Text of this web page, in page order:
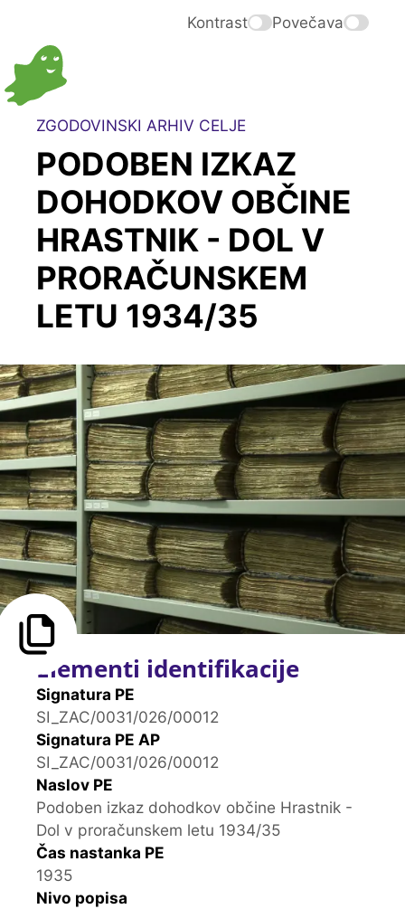
Kontrast Povečava
ZGODOVINSKI ARHIV CELJE
PODOBEN IZKAZ
DOHODKOV OBČINE
HRASTNIK - DOL V
PRORAČUNSKEM
LETU 1934/35
Elementi identifikacije
Signatura PE
SI_ZAC/0031/026/00012
Signatura PE AP
SI_ZAC/0031/026/00012
Naslov PE
Podoben izkaz dohodkov občine Hrastnik -
Dol v proračunskem letu 1934/35
Čas nastanka PE
1935
Nivo popisa